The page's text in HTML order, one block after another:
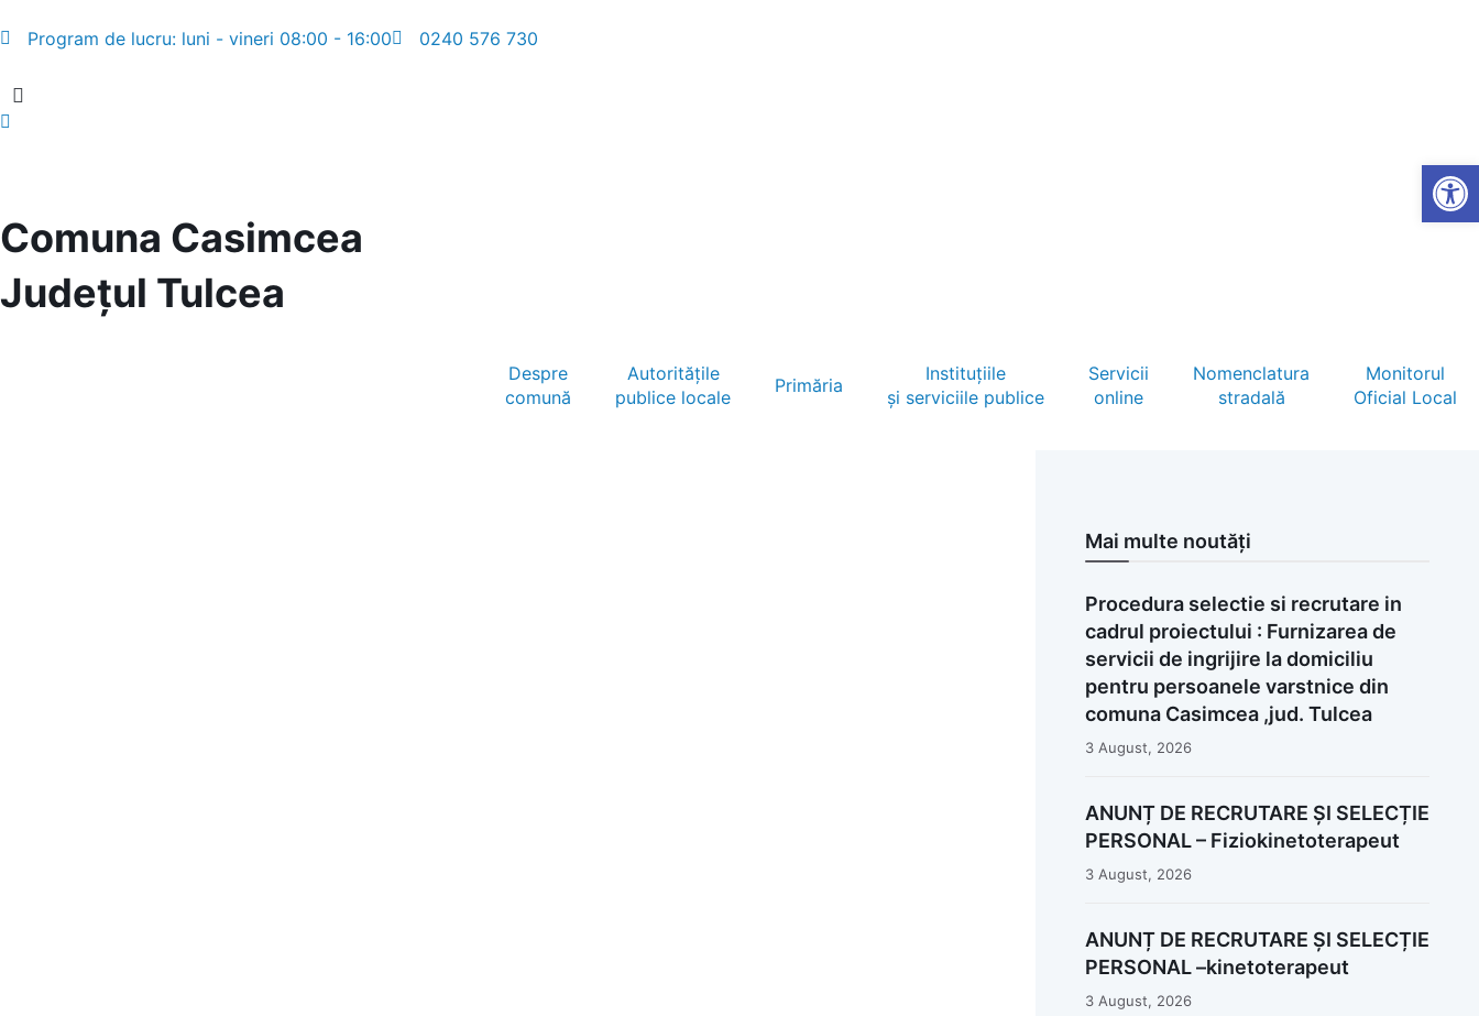
Program de lucru: luni - vineri 08:00 - 16:00 0240 576 730
Comuna Casimcea
Județul Tulcea
Despre
comună
Autoritățile
publice locale
Primăria
Instituțiile
și serviciile publice
Servicii
online
Nomenclatura
stradală
Monitorul
Oficial Local
Mai multe noutăți
Procedura selectie si recrutare in
cadrul proiectului : Furnizarea de
servicii de ingrijire la domiciliu
pentru persoanele varstnice din
comuna Casimcea ,jud. Tulcea
3 August, 2026
ANUNȚ DE RECRUTARE ȘI SELECȚIE
PERSONAL – Fiziokinetoterapeut
3 August, 2026
ANUNȚ DE RECRUTARE ȘI SELECȚIE
PERSONAL –kinetoterapeut
3 August, 2026